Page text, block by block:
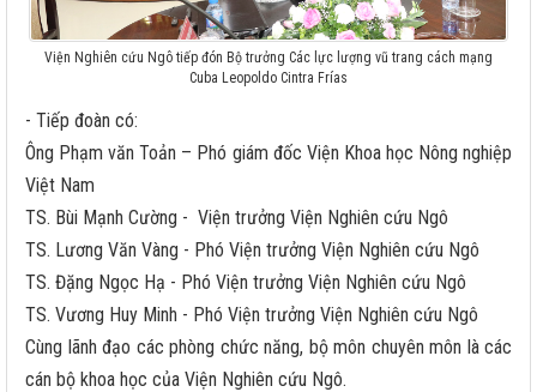
Viện Nghiên cứu Ngô tiếp đón Bộ trưởng Các lực lượng vũ trang cách mạng
Cuba Leopoldo Cintra Frías
- Tiếp đoàn có:
Ông Phạm văn Toản – Phó giám đốc Viện Khoa học Nông nghiệp
Việt Nam
TS. Bùi Mạnh Cường - Viện trưởng Viện Nghiên cứu Ngô
TS. Lương Văn Vàng - Phó Viện trưởng Viện Nghiên cứu Ngô
TS. Đặng Ngọc Hạ - Phó Viện trưởng Viện Nghiên cứu Ngô
TS. Vương Huy Minh - Phó Viện trưởng Viện Nghiên cứu Ngô
Cùng lãnh đạo các phòng chức năng, bộ môn chuyên môn là các
cán bộ khoa học của Viện Nghiên cứu Ngô.